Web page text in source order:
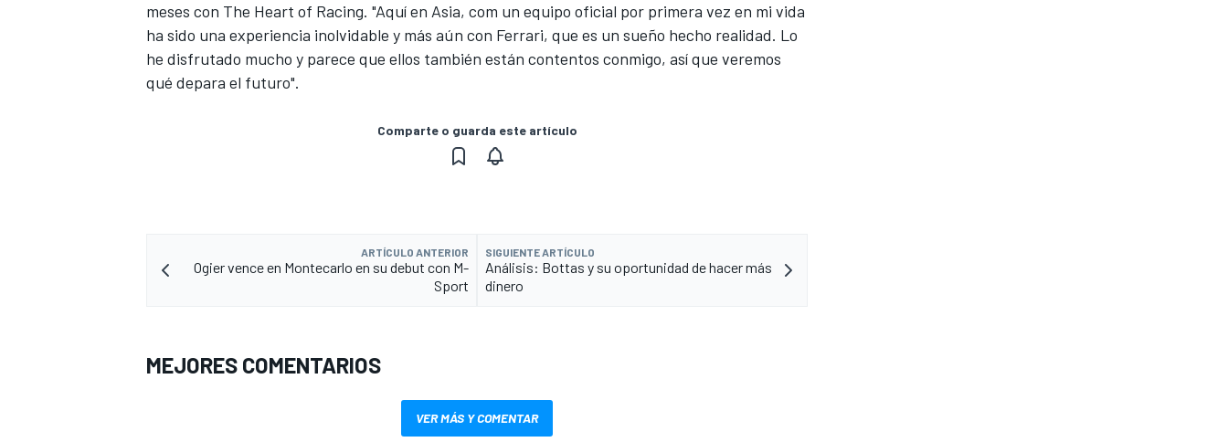
meses con The Heart of Racing. "Aquí en Asia, com un equipo oficial por primera vez en mi vida
ha sido una experiencia inolvidable y más aún con Ferrari, que es un sueño hecho realidad. Lo
he disfrutado mucho y parece que ellos también están contentos conmigo, así que veremos
qué depara el futuro".
Comparte o guarda este artículo
ARTÍCULO ANTERIOR
Ogier vence en Montecarlo en su debut con M-
Sport
SIGUIENTE ARTÍCULO
Análisis: Bottas y su oportunidad de hacer más
dinero
MEJORES COMENTARIOS
VER MÁS Y COMENTAR